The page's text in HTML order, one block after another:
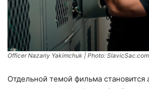
Officer Nazariy Yakimchuk | Photo: SlavicSac.com
Отдельной темой фильма становится